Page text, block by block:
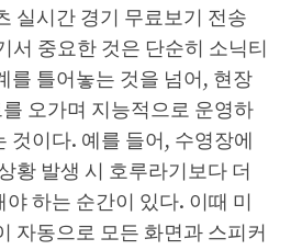
실시간 경기 무료보기 전송
서 중요한 것은 단순히 소닉티
를 틀어놓는 것을 넘어, 현장
오가며 지능적으로 운영하
것이다. 예를 들어, 수영장에
황 발생 시 호루라기보다 더
하는 순간이 있다. 이때 미
자동으로 모든 화면과 스피커